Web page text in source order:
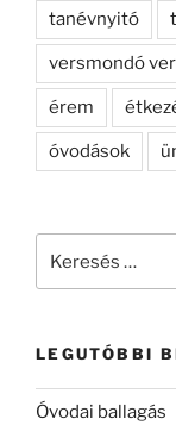
tanévnyitó
versmondó
érem
óvodások
LEGUTÓBBI
Óvodai ballagás